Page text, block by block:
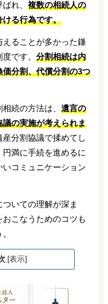
れ、 複数の相続人の
ける行為です。
ることが多かった鎌
です。 分割相続は内
分割、代償分割の3つ
続の方法は、 遺言の
の実施が考えられま
分割協議で揉めてし
満に手続を進めるに
コミュニケーション
いての理解が深ま
こなうためのコツも
[表示]